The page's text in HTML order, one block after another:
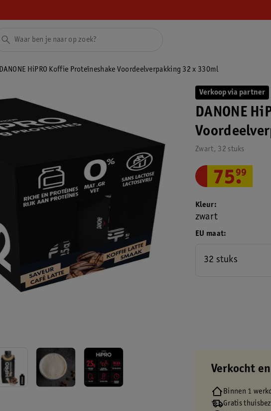
DANONE HiPRO Koffie Proteïneshake Voordeelverpakking 32 x 330ml
Verkoop via partner
DANONE
Zwart, 32 stuks
75.
99
EU maat
32 stuks
Kleur
zwart
Verkocht
Binnen 1
Gratis